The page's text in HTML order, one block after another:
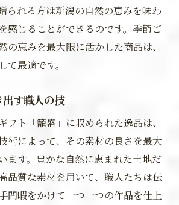
られる方は新潟の自然の恵みを味わ
感じることができるのです。季節ご
の恵みを最大限に活かした商品は、
最適です。
す職人の技
フト「籠盛」に収められた逸品は、
術によって、その素材の良さを最大
ます。豊かな自然に恵まれた土地だ
品質な素材を用いて、職人たちは伝
間暇をかけて一つ一つの作品を仕上